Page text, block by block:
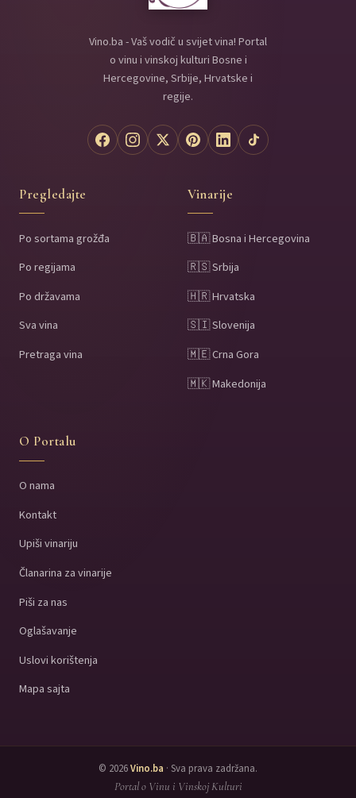
Vino.ba - Vaš vodič u svijet vina! Portal
o vinu i vinskoj kulturi Bosne i
Hercegovine, Srbije, Hrvatske i
regije.
Pregledajte
Po sortama grožđa
Po regijama
Po državama
Sva vina
Pretraga vina
Vinarije
🇧🇦 Bosna i Hercegovina
🇷🇸 Srbija
🇭🇷 Hrvatska
🇸🇮 Slovenija
🇲🇪 Crna Gora
🇲🇰 Makedonija
O Portalu
O nama
Kontakt
Upiši vinariju
Članarina za vinarije
Piši za nas
Oglašavanje
Uslovi korištenja
Mapa sajta
© 2026Vino.ba · Sva prava zadržana.
Portal o Vinu i Vinskoj Kulturi